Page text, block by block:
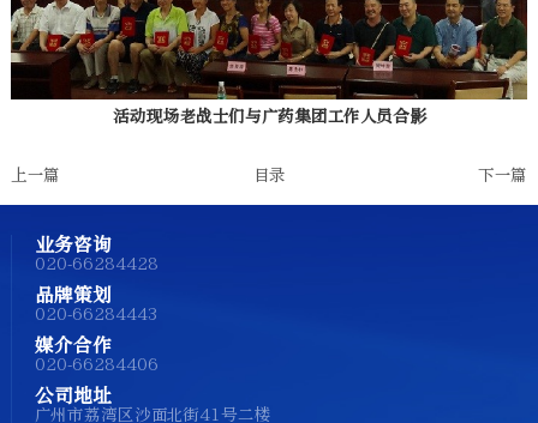
活动现场老战士们与广药集团工作人员合影
上一篇 目录 下一篇
业务咨询
020-66284428
品牌策划
020-66284443
媒介合作
020-66284406
公司地址
广州市荔湾区沙面北街41号二楼